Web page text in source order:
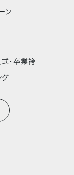
ン
・卒業袴
グ